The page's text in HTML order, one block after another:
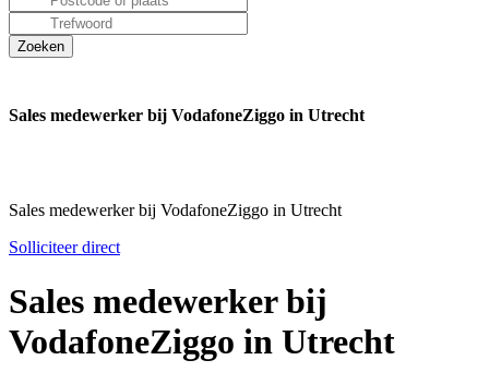
Sales medewerker bij VodafoneZiggo in Utrecht
Sales medewerker bij VodafoneZiggo in Utrecht
Solliciteer direct
Sales medewerker bij
VodafoneZiggo in Utrecht